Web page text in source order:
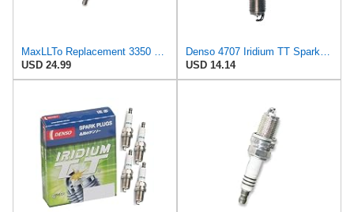
USD 24.99
USD 14.14